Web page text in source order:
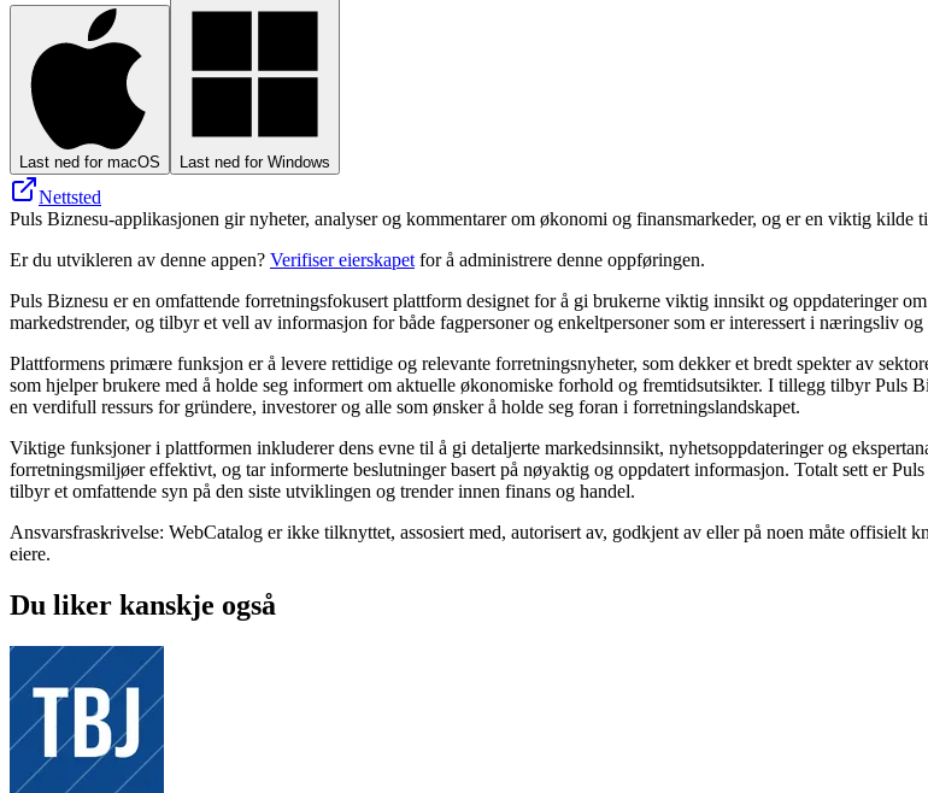
Last ned for macOS Last ned for Windows
Nettsted
Puls Biznesu-applikasjonen gir nyheter, analyser og kommentarer om økonomi og finansmarkeder, og er en viktig
Er du utvikleren av denne appen? Verifiser eierskapet for å administrere denne oppføringen.
Puls Biznesu er en omfattende forretningsfokusert plattform designet for å gi brukerne viktig innsikt og oppdateringer
markedstrender, og tilbyr et vell av informasjon for både fagpersoner og enkeltpersoner som er interessert i næringsliv og
Plattformens primære funksjon er å levere rettidige og relevante forretningsnyheter, som dekker et bredt spekter av
som hjelper brukere med å holde seg informert om aktuelle økonomiske forhold og fremtidsutsikter. I tillegg tilbyr Puls
en verdifull ressurs for gründere, investorer og alle som ønsker å holde seg foran i forretningslandskapet.
Viktige funksjoner i plattformen inkluderer dens evne til å gi detaljerte markedsinnsikt, nyhetsoppdateringer og
forretningsmiljøer effektivt, og tar informerte beslutninger basert på nøyaktig og oppdatert informasjon. Totalt sett er
tilbyr et omfattende syn på den siste utviklingen og trender innen finans og handel.
Ansvarsfraskrivelse: WebCatalog er ikke tilknyttet, assosiert med, autorisert av, godkjent av eller på noen måte
eiere.
Du liker kanskje også